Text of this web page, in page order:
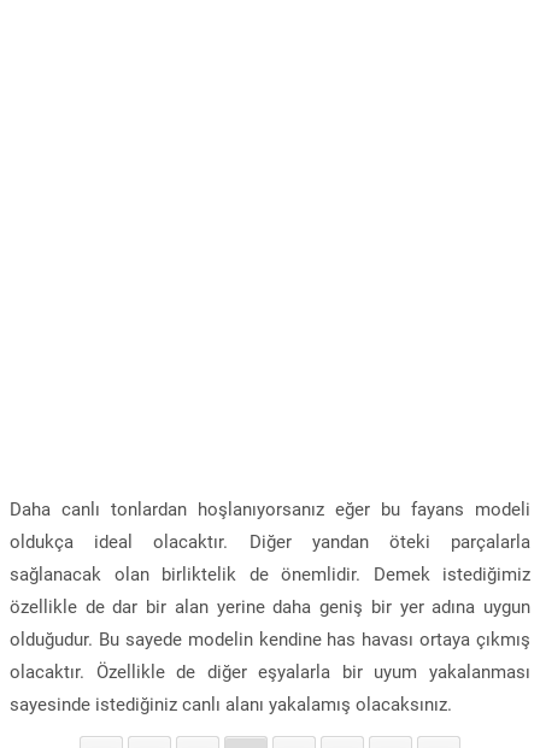
Daha canlı tonlardan hoşlanıyorsanız eğer bu fayans modeli
oldukça ideal olacaktır. Diğer yandan öteki parçalarla
sağlanacak olan birliktelik de önemlidir. Demek istediğimiz
özellikle de dar bir alan yerine daha geniş bir yer adına uygun
olduğudur. Bu sayede modelin kendine has havası ortaya çıkmış
olacaktır. Özellikle de diğer eşyalarla bir uyum yakalanması
sayesinde istediğiniz canlı alanı yakalamış olacaksınız.